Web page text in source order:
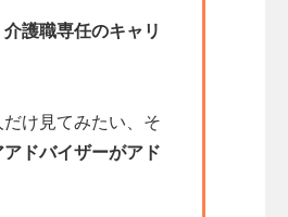
介護職専任のキャリ
け見てみたい、そ
ドバイザーがアド